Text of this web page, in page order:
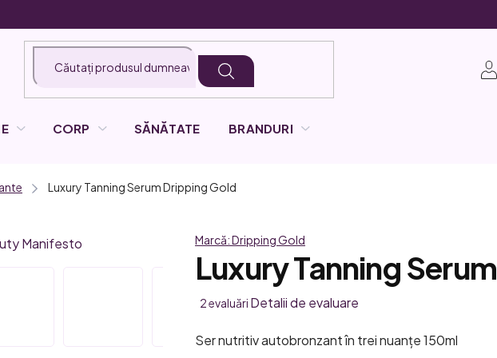
CORP SĂNĂTATE BRANDURI
Luxury Tanning SerumDripping Gold
Marcă:Dripping Gold
Luxury Tanning Serum
Evaluarea
a
2 evaluări Detalii de evaluare
Ser nutritiv autobronzant în trei nuanțe 150ml